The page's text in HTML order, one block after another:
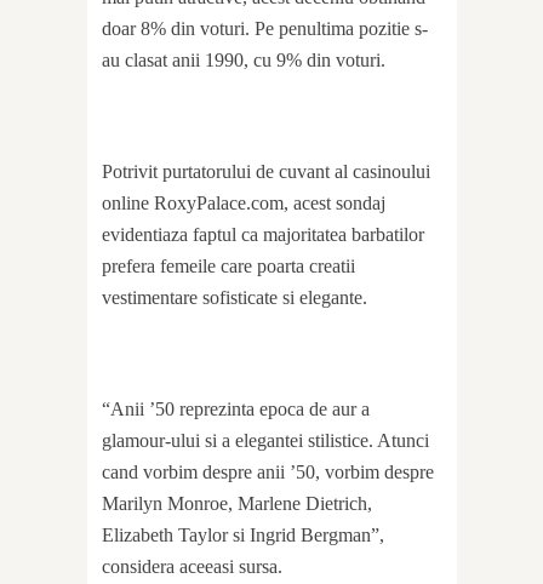
doar 8% din voturi. Pe penultima pozitie s-
au clasat anii 1990, cu 9% din voturi.
Potrivit purtatorului de cuvant al casinoului
online RoxyPalace.com, acest sondaj
evidentiaza faptul ca majoritatea barbatilor
prefera femeile care poarta creatii
vestimentare sofisticate si elegante.
“Anii ’50 reprezinta epoca de aur a
glamour-ului si a elegantei stilistice. Atunci
cand vorbim despre anii ’50, vorbim despre
Marilyn Monroe, Marlene Dietrich,
Elizabeth Taylor si Ingrid Bergman”,
considera aceeasi sursa.